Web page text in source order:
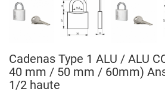
Cadenas Type 1 ALU / ALU
40 mm / 50 mm / 60mm)
1/2 haute